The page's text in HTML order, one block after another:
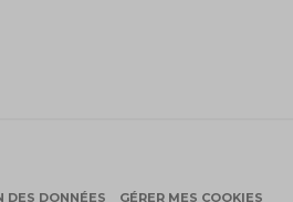
DES DONNÉES GÉRER MES COOKIES